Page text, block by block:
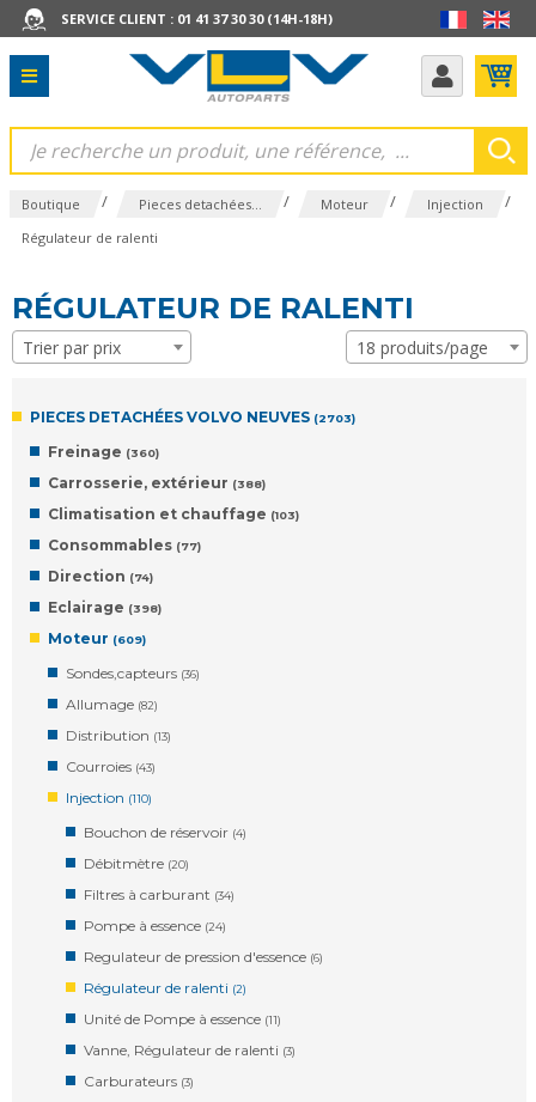
SERVICE CLIENT : 01 41 37 30 30 (14H-18H)
Boutique / Pieces detachées... / Moteur / Injection /
Régulateur de ralenti
RÉGULATEUR DE RALENTI
Trier par prix 18 produits/page
PIECES DETACHÉES VOLVO NEUVES (2703)
Freinage (360)
Carrosserie, extérieur (388)
Climatisation et chauffage (103)
Consommables (77)
Direction (74)
Eclairage (398)
Moteur (609)
Sondes,capteurs (36)
Allumage (82)
Distribution (13)
Courroies (43)
Injection (110)
Bouchon de réservoir (4)
Débitmètre (20)
Filtres à carburant (34)
Pompe à essence (24)
Regulateur de pression d'essence (6)
Régulateur de ralenti (2)
Unité de Pompe à essence (11)
Vanne, Régulateur de ralenti (3)
Carburateurs (3)